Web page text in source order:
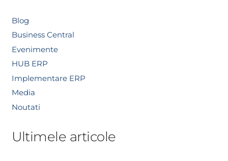
Blog
Business Central
Evenimente
HUB ERP
Implementare ERP
Media
Noutati
Ultimele articole